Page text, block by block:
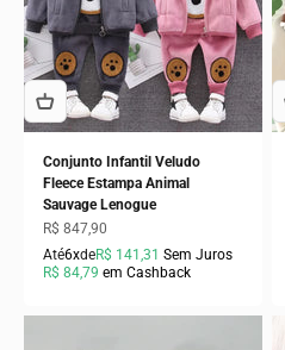
Conjunto Infantil Veludo
Fleece Estampa Animal
Sauvage Lenogue
Preço promocional
R$ 847,90
Até6xdeR$ 141,31 Sem Juros
R$ 84,79 em Cashback